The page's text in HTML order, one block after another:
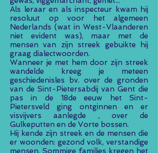
Als leraar en als inspecteur kwam hij
resoluut op voor het algemeen
Nederlands (wat in West-Vlaanderen
niet evident was), maar met de
mensen van zijn streek gebuikte hij
graag dialectwoorden.
Wanneer je met hem door zijn streek
wandelde kreeg je meteen
geschiedenisles bv. over de gronden
van de Sint-Pietersabdij van Gent die
pas in de 18de eeuw het Sint-
Pietersveld ging ontginnen en er
visvijvers aanlegde , over de
Gulkeputten en de Vorte bossen.
Hij kende zijn streek en de mensen die
er woonden: gezond volk, verstandige
mensen. Sommige families kregen het